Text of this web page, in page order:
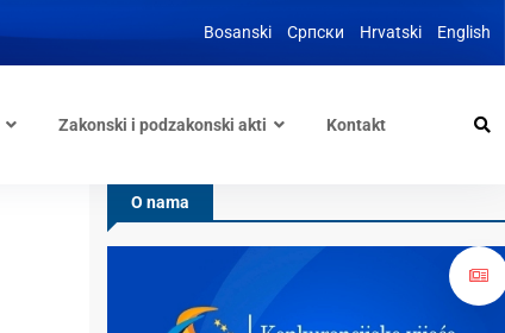
Bosanski Српски Hrvatski English
Zakonski i podzakonski akti Kontakt
O nama